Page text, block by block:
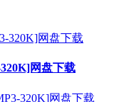
网盘下载